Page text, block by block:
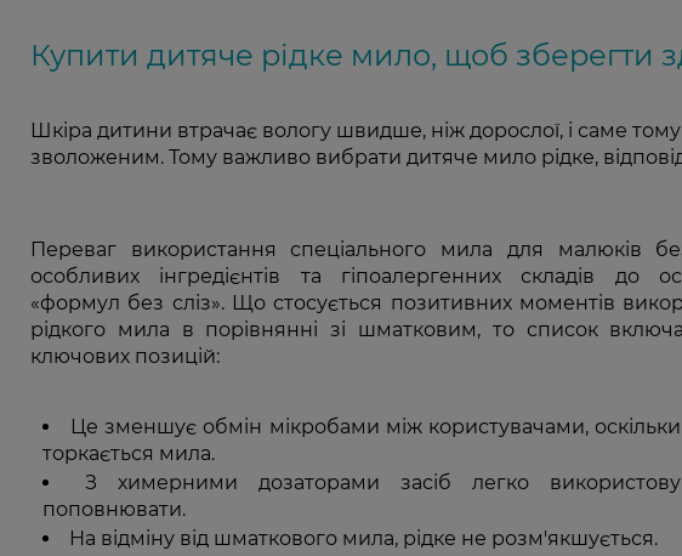
Купити дитяче рідке мило, щоб зберегти
Шкіра дитини втрачає вологу швидше, ніж дорослої, і саме
зволоженим. Тому важливо вибрати дитяче мило рідке,
Переваг використання спеціального мила для малюків
особливих інгредієнтів та гіпоалергенних складів до
«формул без сліз». Що стосується позитивних моментів
рідкого мила в порівнянні зі шматковим, то список
ключових позицій:
Це зменшує обмін мікробами між користувачами, оскільки
торкається мила.
З химерними дозаторами засіб легко
поповнювати.
На відміну від шматкового мила, рідке не розм'якшується.